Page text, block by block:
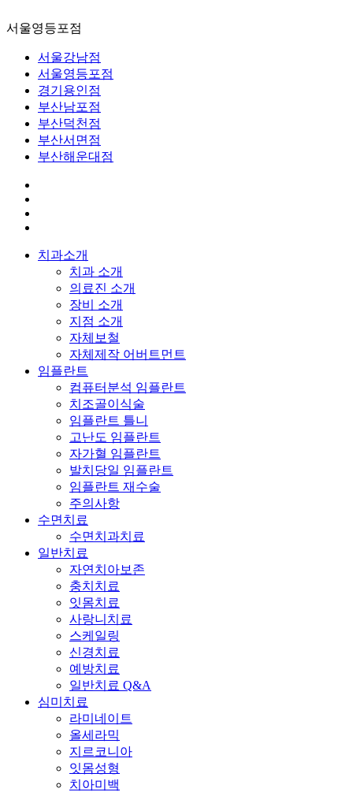
서울영등포점
서울강남점
서울영등포점
경기용인점
부산남포점
부산덕천점
부산서면점
부산해운대점
치과소개
치과 소개
의료진 소개
장비 소개
지점 소개
자체보철
자체제작 어버트먼트
임플란트
컴퓨터분석 임플란트
치조골이식술
임플란트 틀니
고난도 임플란트
자가혈 임플란트
발치당일 임플란트
임플란트 재수술
주의사항
수면치료
수면치과치료
일반치료
자연치아보존
충치치료
잇몸치료
사랑니치료
스케일링
신경치료
예방치료
일반치료 Q&A
심미치료
라미네이트
올세라믹
지르코니아
잇몸성형
치아미백